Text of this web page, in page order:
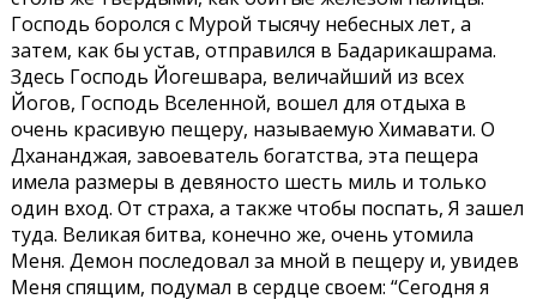
Господь боролся с Мурой тысячу небесных лет, а
затем, как бы устав, отправился в Бадарикашрама.
Здесь Господь Йогешвара, величайший из всех
Йогов, Господь Вселенной, вошел для отдыха в
очень красивую пещеру, называемую Химавати. О
Дхананджая, завоеватель богатства, эта пещера
имела размеры в девяносто шесть миль и только
один вход. От страха, а также чтобы поспать, Я зашел
туда. Великая битва, конечно же, очень утомила
Меня. Демон последовал за мной в пещеру и, увидев
Меня спящим, подумал в сердце своем: “Сегодня я